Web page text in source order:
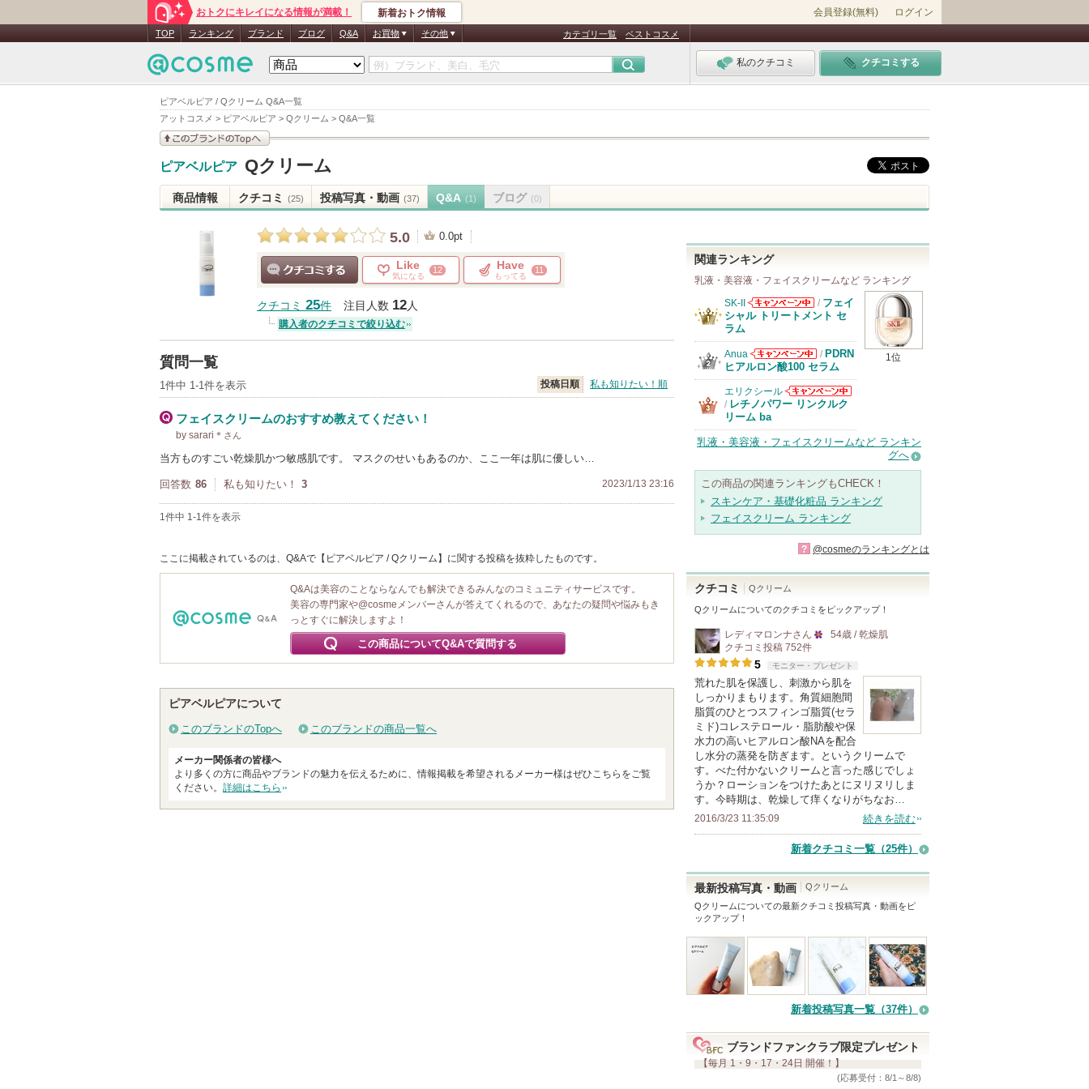
ピアベルピア / Qクリーム Q&A一覧
アットコスメ > ピアベルピア > Qクリーム > Q&A一覧
おトクにキレイになる情報が満載！ 新着おトク情報 会員登録(無料) ログイン
TOP ランキング ブランド ブログ Q&A お買物 その他 カテゴリ一覧 ベストコスメ
私のクチコミ クチコミする
ピアベルピア Qクリーム
商品情報 クチコミ (25) 投稿写真・動画 (37) Q&A (1) ブログ (0)
5.0 0.0pt
Like
気になる
12 Have
もってる
11
クチコミ 25件 注目人数 12人
購入者のクチコミで絞り込む
質問一覧
1件中 1-1件を表示 投稿日順 私も知りたい！順
フェイスクリームのおすすめ教えてください！
by sarari＊ さん
当方ものすごい乾燥肌かつ敏感肌です。 マスクのせいもあるのか、ここ一年は肌に優しい…
回答数 86 私も知りたい！ 3 2023/1/13 23:16
1件中 1-1件を表示
ここに掲載されているのは、Q&Aで【ピアベルピア / Qクリーム】に関する投稿を抜粋したものです。
Q&Aは美容のことならなんでも解決できるみんなのコミュニティサービスです。
美容の専門家や@cosmeメンバーさんが答えてくれるので、あなたの疑問や悩みもき
っとすぐに解決しますよ！
この商品についてQ&Aで質問する
ピアベルピアについて
このブランドのTopへ このブランドの商品一覧へ
メーカー関係者の皆様へ
より多くの方に商品やブランドの魅力を伝えるために、情報掲載を希望されるメーカー様はぜひこちらをご覧
ください。 詳細はこちら
関連ランキング
乳液・美容液・フェイスクリームなど ランキング
1位
SK-II
SK-IIからのお
/ フェイ
シャル トリートメント セ
ラム
Anua
Anuaからのお
知らせがありま
す
/ PDRN
ヒアルロン酸100 セラム
エリクシール
エリクシールか
/ レチノパワー リンクルク
リーム ba
乳液・美容液・フェイスクリームなど ランキン
グへ
この商品の関連ランキングもCHECK！
スキンケア・基礎化粧品 ランキング
フェイスクリーム ランキング
? @cosmeのランキングとは
クチコミ Qクリーム
Qクリームについてのクチコミをピックアップ！
レディマロンナさん
人
以
上
の
メ
ン
バ
ー
お
に
入
登
録
れ
て
い
ま
54歳 / 乾燥肌
クチコミ投稿 752件
5 モニター・プレゼント
荒れた肌を保護し、刺激から肌を
しっかりまもります。角質細胞間
脂質のひとつスフィンゴ脂質(セラ
ミド)コレステロール・脂肪酸や保
水力の高いヒアルロン酸NAを配合
し水分の蒸発を防ぎます。というクリームで
す。べた付かないクリームと言った感じでしょ
うか？ローションをつけたあとにヌリヌリしま
す。今時期は、乾燥して痒くなりがちなお…
2016/3/23 11:35:09 続きを読む
新着クチコミ一覧 （25件）
最新投稿写真・動画
Qクリーム
Qクリームについての最新クチコミ投稿写真・動画をピ
ックアップ！
新着投稿写真一覧（37件）
ブランドファンクラブ限定プレゼント
【毎月 1・9・17・24日 開催！】
(応募受付：8/1～8/8)